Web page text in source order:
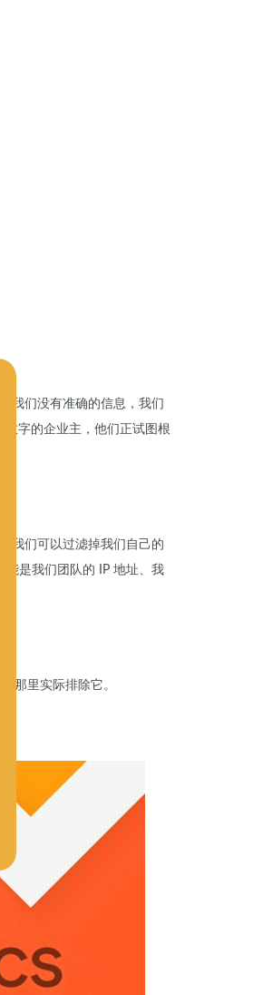
果我们没有准确的信息，我们
数字的企业主，他们正试图根
我们可以过滤掉我们自己的
能是我们团队的 IP 地址、我
那里实际排除它。